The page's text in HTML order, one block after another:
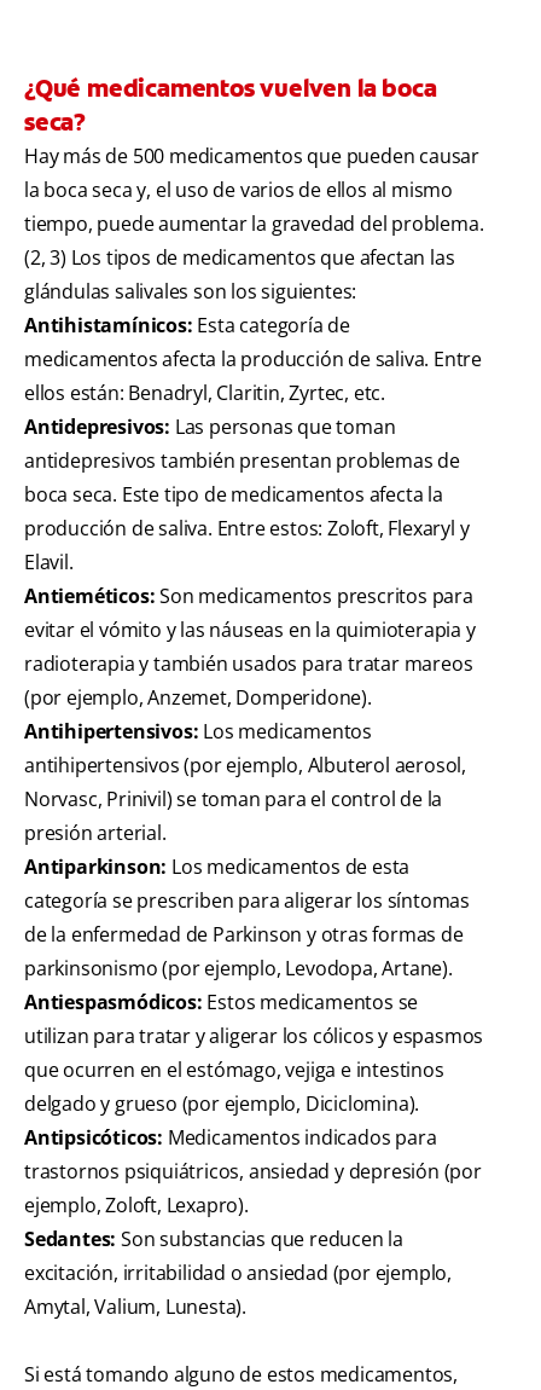
¿Qué medicamentos vuelven la boca
seca?
Hay más de 500 medicamentos que pueden causar
la boca seca y, el uso de varios de ellos al mismo
tiempo, puede aumentar la gravedad del problema.
(2, 3) Los tipos de medicamentos que afectan las
glándulas salivales son los siguientes:
Antihistamínicos: Esta categoría de
medicamentos afecta la producción de saliva. Entre
ellos están: Benadryl, Claritin, Zyrtec, etc.
Antidepresivos: Las personas que toman
antidepresivos también presentan problemas de
boca seca. Este tipo de medicamentos afecta la
producción de saliva. Entre estos: Zoloft, Flexaryl y
Elavil.
Antieméticos:Son medicamentos prescritos para
evitar el vómito y las náuseas en la quimioterapia y
radioterapia y también usados para tratar mareos
(por ejemplo, Anzemet, Domperidone).
Antihipertensivos: Los medicamentos
antihipertensivos (por ejemplo, Albuterol aerosol,
Norvasc, Prinivil) se toman para el control de la
presión arterial.
Antiparkinson: Los medicamentos de esta
categoría se prescriben para aligerar los síntomas
de la enfermedad de Parkinson y otras formas de
parkinsonismo (por ejemplo, Levodopa, Artane).
Antiespasmódicos: Estos medicamentos se
utilizan para tratar y aligerar los cólicos y espasmos
que ocurren en el estómago, vejiga e intestinos
delgado y grueso (por ejemplo, Diciclomina).
Antipsicóticos: Medicamentos indicados para
trastornos psiquiátricos, ansiedad y depresión (por
ejemplo, Zoloft, Lexapro).
Sedantes: Son substancias que reducen la
excitación, irritabilidad o ansiedad (por ejemplo,
Amytal, Valium, Lunesta).
Si está tomando alguno de estos medicamentos,